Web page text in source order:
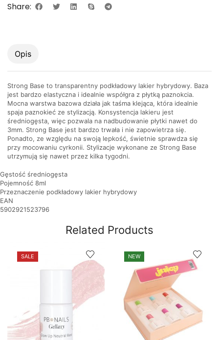
Share:
Opis
Strong Base to transparentny podkładowy lakier hybrydowy. Baza
jest bardzo elastyczna i idealnie współgra z płytką paznokcia.
Mocna warstwa bazowa działa jak taśma klejąca, która idealnie
spaja paznokieć ze stylizacją. Konsystencja lakieru jest
średniogęsta, więc pozwala na nadbudowanie płytki nawet do
3mm. Strong Base jest bardzo trwała i nie zapowietrza się.
Ponadto, ze względu na swoją lepkość, świetnie sprawdza się
przy mocowaniu cyrkonii. Stylizacje wykonane ze Strong Base
utrzymują się nawet przez kilka tygodni.
Gęstość średniogęsta
Pojemność 8ml
Przeznaczenie podkładowy lakier hybrydowy
EAN
5902921523796
Related Products
SALE NEW